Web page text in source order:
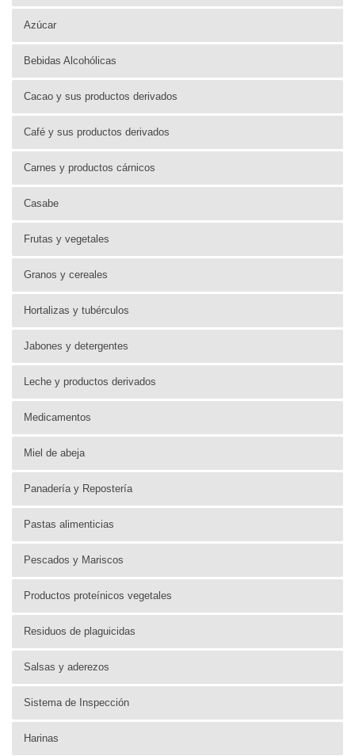
Azúcar
Bebidas Alcohólicas
Cacao y sus productos derivados
Café y sus productos derivados
Carnes y productos cárnicos
Casabe
Frutas y vegetales
Granos y cereales
Hortalizas y tubérculos
Jabones y detergentes
Leche y productos derivados
Medicamentos
Miel de abeja
Panadería y Repostería
Pastas alimenticias
Pescados y Mariscos
Productos proteínicos vegetales
Residuos de plaguicidas
Salsas y aderezos
Sistema de Inspección
Harinas